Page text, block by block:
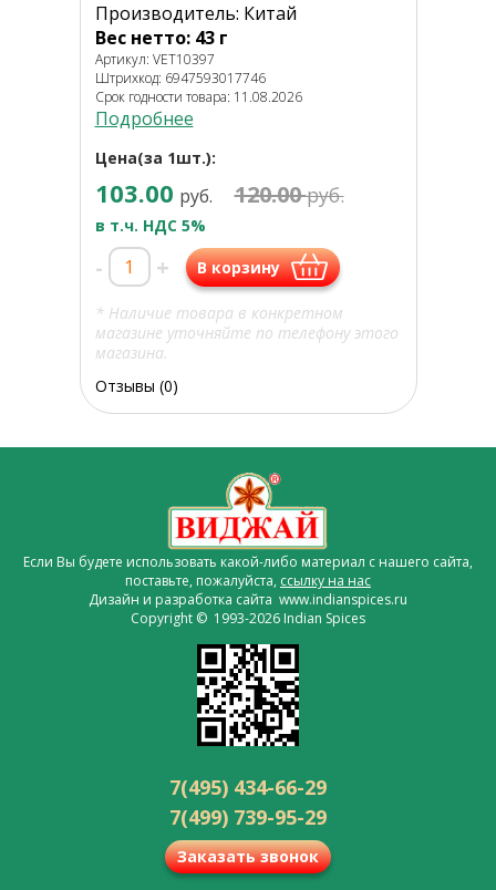
Производитель: Китай
Вес нетто: 43 г
Артикул: VET10397
Штрихкод: 6947593017746
Срок годности товара: 11.08.2026
Подробнее
Цена(за 1шт.):
103.00 руб. 120.00руб.
в т.ч. НДС 5%
- + В корзину
* Наличие товара в конкретном
магазине уточняйте по телефону этого
магазина.
Отзывы (0)
Если Вы будете использовать какой-либо материал с нашего сайта,
поставьте, пожалуйста, ссылку на нас
Дизайн и разработка сайта www.indianspices.ru
Copyright © 1993-2026 Indian Spices
7(495) 434-66-29
7(499) 739-95-29
Заказать звонок